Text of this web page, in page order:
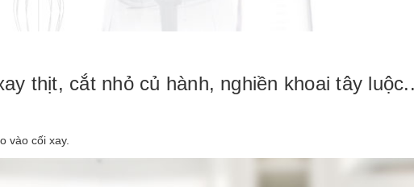
thịt, cắt nhỏ củ hành, nghiền khoai tây
vào cối xay.